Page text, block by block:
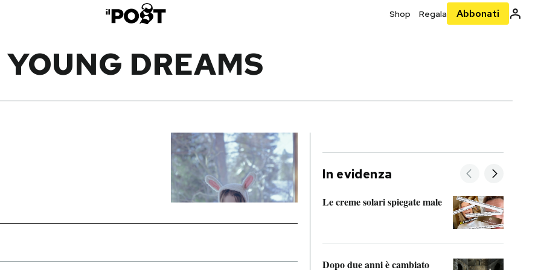
Shop Regala Abbonati
YOUNG DREAMS
In evidenza
Le creme solari spiegate male
Dopo due anni è cambiato